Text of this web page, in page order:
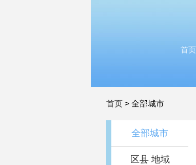
首页
首页 > 全部城市
全部城市
区县 地域